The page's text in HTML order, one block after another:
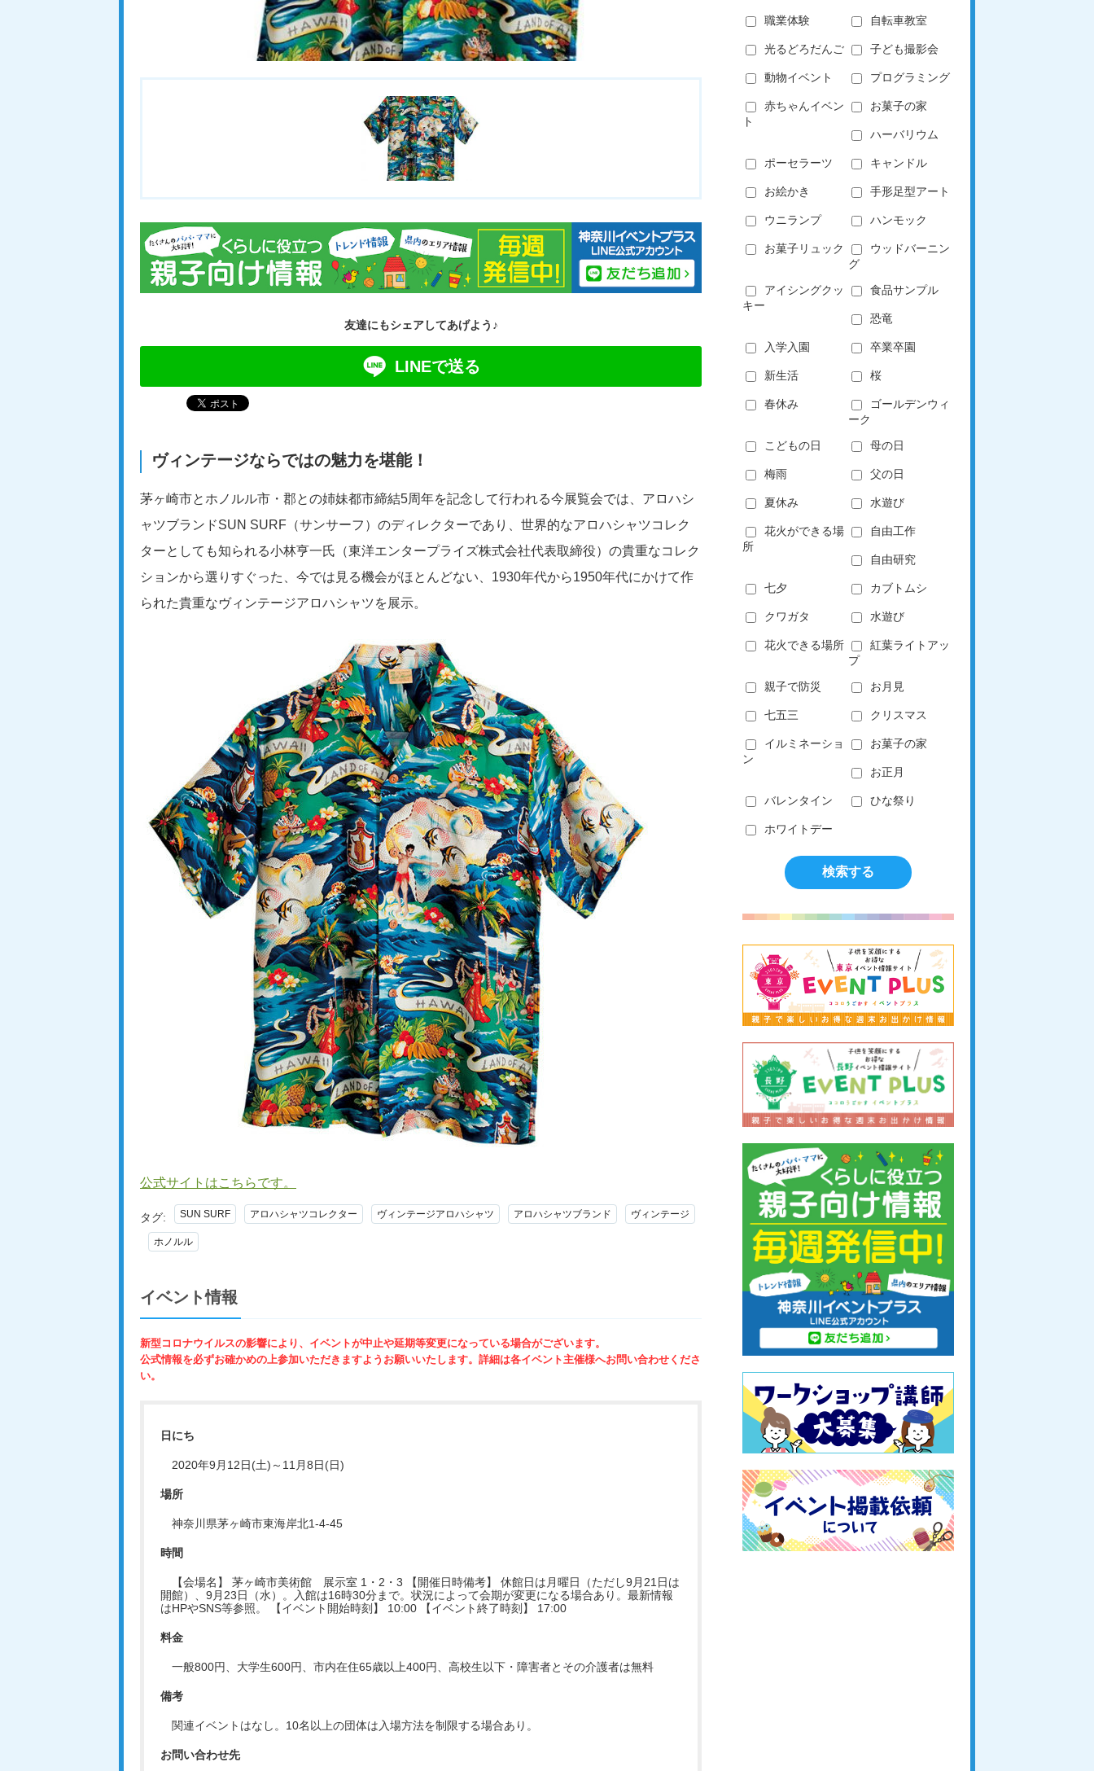
友達にもシェアしてあげよう♪
LINEで送る
ヴィンテージならではの魅力を堪能！
茅ヶ崎市とホノルル市・郡との姉妹都市締結5周年を記念して行われる今展覧会では、アロハシ
ャツブランドSUN SURF（サンサーフ）のディレクターであり、世界的なアロハシャツコレク
ターとしても知られる小林亨一氏（東洋エンタープライズ株式会社代表取締役）の貴重なコレク
ションから選りすぐった、今では見る機会がほとんどない、1930年代から1950年代にかけて作
られた貴重なヴィンテージアロハシャツを展示。
公式サイトはこちらです。
タグ: SUN SURF アロハシャツコレクター ヴィンテージアロハシャツ アロハシャツブランド ヴィンテージ
ホノルル
イベント情報
新型コロナウイルスの影響により、イベントが中止や延期等変更になっている場合がございます。
公式情報を必ずお確かめの上参加いただきますようお願いいたします。詳細は各イベント主催様へお問い合わせくださ
い。
日にち
2020年9月12日(土)～11月8日(日)
場所
神奈川県茅ヶ崎市東海岸北1-4-45
時間
【会場名】 茅ヶ崎市美術館 展示室 1・2・3 【開催日時備考】 休館日は月曜日（ただし9月21日は
開館）、9月23日（水）。入館は16時30分まで。状況によって会期が変更になる場合あり。最新情報
はHPやSNS等参照。 【イベント開始時刻】 10:00 【イベント終了時刻】 17:00
料金
一般800円、大学生600円、市内在住65歳以上400円、高校生以下・障害者とその介護者は無料
備考
関連イベントはなし。10名以上の団体は入場方法を制限する場合あり。
お問い合わせ先
職業体験 自転車教室
光るどろだんご 子ども撮影会
動物イベント プログラミング
赤ちゃんイベン
ト
お菓子の家
ハーバリウム
ポーセラーツ キャンドル
お絵かき 手形足型アート
ウニランプ ハンモック
お菓子リュック
ウッドバーニン
グ
アイシングクッ
キー
食品サンプル
恐竜
入学入園 卒業卒園
新生活 桜
春休み
ゴールデンウィ
ーク
こどもの日 母の日
梅雨 父の日
夏休み 水遊び
花火ができる場
所
自由工作
自由研究
七夕 カブトムシ
クワガタ 水遊び
花火できる場所
紅葉ライトアッ
プ
親子で防災 お月見
七五三 クリスマス
イルミネーショ
ン
お菓子の家
お正月
バレンタイン ひな祭り
ホワイトデー